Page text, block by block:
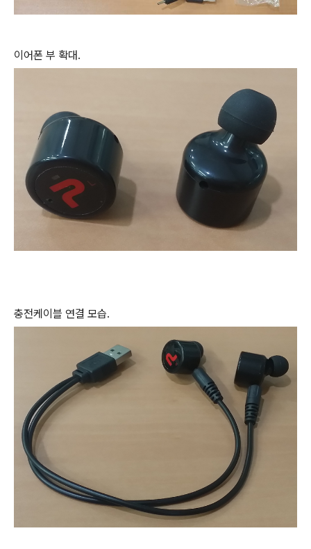
이어폰 부 확대.
충전케이블 연결 모습.